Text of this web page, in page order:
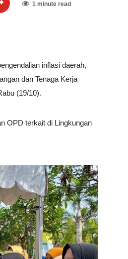
1 minute read
inflasi daerah,
dan Tenaga Kerja
(19/10).
OPD terkait di Lingkungan